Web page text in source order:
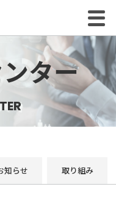
ター
知らせ 取り組み